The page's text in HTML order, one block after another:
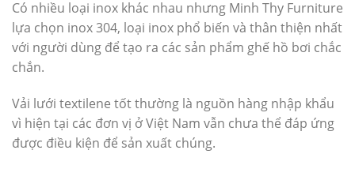
Có nhiều loại inox khác nhau nhưng Minh Thy Furniture
lựa chọn inox 304, loại inox phổ biến và thân thiện nhất
với người dùng để tạo ra các sản phẩm ghế hồ bơi chắc
chắn.
Vải lưới textilene tốt thường là nguồn hàng nhập khẩu
vì hiện tại các đơn vị ở Việt Nam vẫn chưa thể đáp ứng
được điều kiện để sản xuất chúng.